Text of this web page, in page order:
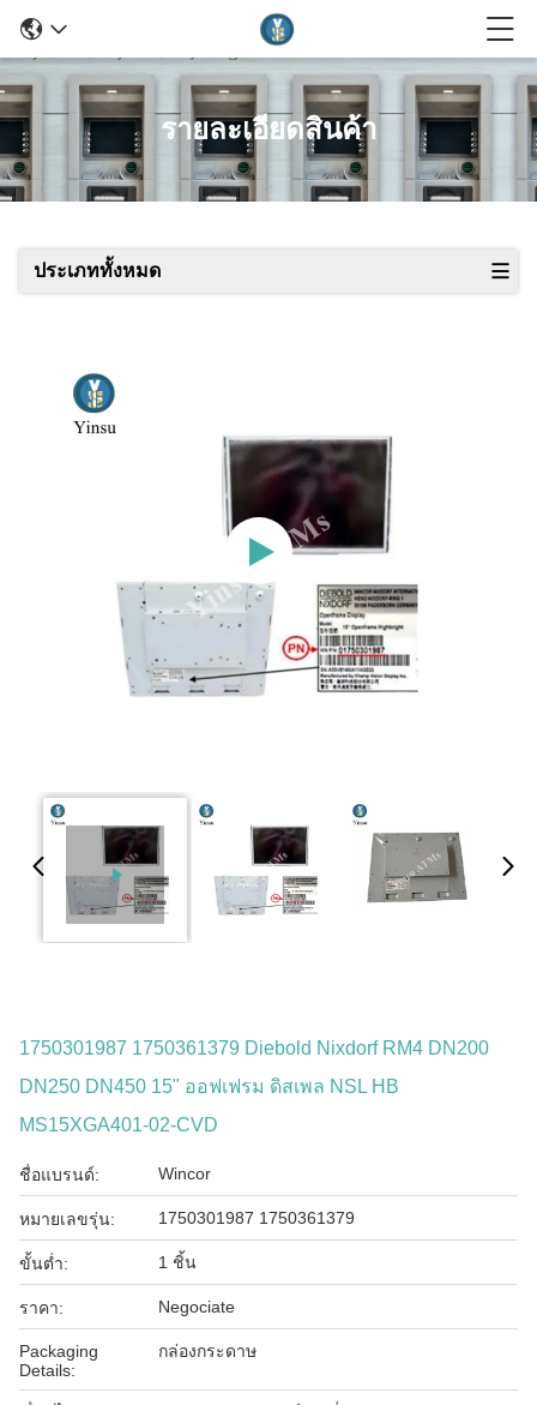
รายละเอียดสินค้า
ประเภททั้งหมด
1750301987 1750361379 Diebold Nixdorf RM4 DN200
DN250 DN450 15" ออฟเฟรม ดิสเพล NSL HB
MS15XGA401-02-CVD
ชื่อแบรนด์: Wincor
หมายเลขรุ่น: 1750301987 1750361379
ขั้นต่ำ: 1 ชิ้น
ราคา: Negociate
Packaging
Details:
กล่องกระดาษ